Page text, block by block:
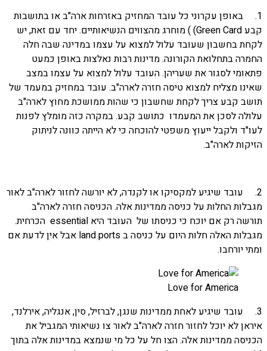
1. באופן עקרוני כל עובד המחזיק באזרחות ארה"ב או בתושבות
קבע Green Card) ) מוחרג מהצווים הנשיאותיים. יחד עם זאת, יש
לקחת בחשבון שעובד עלול למצוא על עצמו במדינה שבה חלה
החמרה בתחלואת הקורונה. מדינות רבות נאלצות באופן כמעט
פתאומי לסגור את שעריהן. העובד עלול למצוא על עצמו במצב
שאינו מצליח למצוא טיסה חזרה לארה"ב. עובד במחזיק במעמד של
תושב קבע צריך לקחת שחשבון כי שהות ממושכת מחוץ לארה"ב
עלולה לסכן את המעמדו כתושב קבע. במקרה כזה מומלץ לפנות
לעו"ד ולקבל ייעוץ משפטי להוכחה כי לא הייתה כוונה לניתוק
הזיקות לארה"ב.
2. עובד שיגיע למקסיקו או לקנדה, לא יורשה לחזור לארה"ב לאור
מגבלות החלות על כניסה ממדינות אלה. הכניסה חזרה לארה"ב
תורשה רק אם יוכח כי כניסתו של העובד היא essential הכרחית.
מגבלות האלה חלות היום על כניסה ב land ports אבל אין לדעת אם
ומתי יורחבו.
Love for America
3. עובד שיגיע לאחת ממדינות שנגן, לברזיל, סין, אנגליה, אירלנד,
איראן לא יוכל לחזור חזרה לארה"ב לאור צו נשיאותי המגביל את
הכניסה ממדינות אלה. הצו חל על כל מי שנמצא במדינות אלה בתוך